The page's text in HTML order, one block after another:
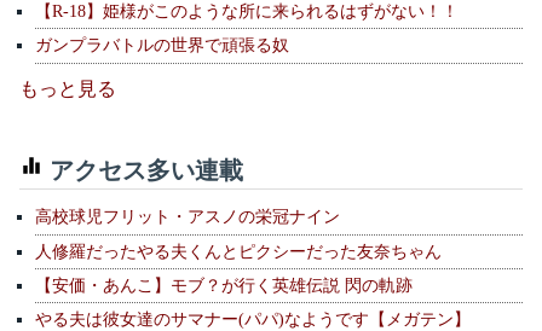
【R-18】姫様がこのような所に来られるはずがない！！
ガンプラバトルの世界で頑張る奴
もっと見る
アクセス多い連載
高校球児フリット・アスノの栄冠ナイン
人修羅だったやる夫くんとピクシーだった友奈ちゃん
【安価・あんこ】モブ？が行く英雄伝説 閃の軌跡
やる夫は彼女達のサマナー(パパ)なようです【メガテン】